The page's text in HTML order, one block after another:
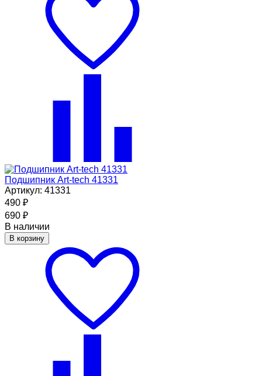
Подшипник Art-tech 41331
Артикул: 41331
490 ₽
690 ₽
В наличии
В корзину